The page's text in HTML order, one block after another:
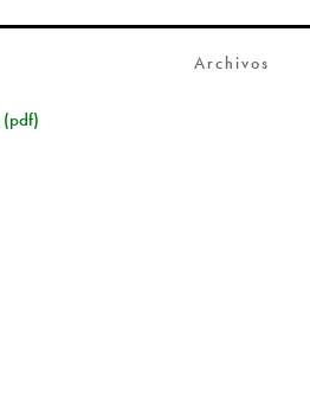
Archivos
(pdf)